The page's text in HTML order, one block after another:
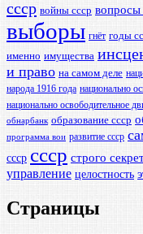
ссср войны ссср вопросы
выборы гнёт годы
именно имущества
и право на самом деле
народа 1916 года национально
национально освободительное
обнарбанк образование ссср
программа вои развитие ссср
ссср ссср строго
управление целостность
Страницы